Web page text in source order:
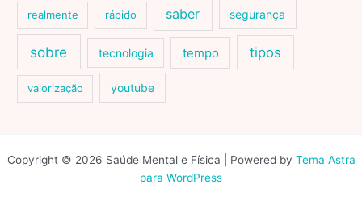
realmente rápido saber segurança
sobre tecnologia tempo tipos
valorização youtube
Copyright © 2026 Saúde Mental e Física | Powered by Tema Astra
para WordPress